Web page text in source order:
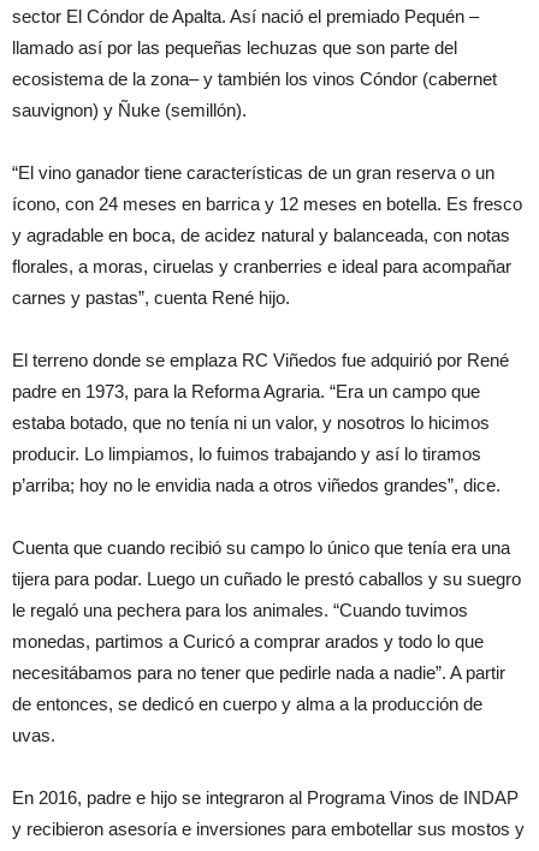
sector El Cóndor de Apalta. Así nació el premiado Pequén –
llamado así por las pequeñas lechuzas que son parte del
ecosistema de la zona– y también los vinos Cóndor (cabernet
sauvignon) y Ñuke (semillón).
“El vino ganador tiene características de un gran reserva o un
ícono, con 24 meses en barrica y 12 meses en botella. Es fresco
y agradable en boca, de acidez natural y balanceada, con notas
florales, a moras, ciruelas y cranberries e ideal para acompañar
carnes y pastas”, cuenta René hijo.
El terreno donde se emplaza RC Viñedos fue adquirió por René
padre en 1973, para la Reforma Agraria. “Era un campo que
estaba botado, que no tenía ni un valor, y nosotros lo hicimos
producir. Lo limpiamos, lo fuimos trabajando y así lo tiramos
p’arriba; hoy no le envidia nada a otros viñedos grandes”, dice.
Cuenta que cuando recibió su campo lo único que tenía era una
tijera para podar. Luego un cuñado le prestó caballos y su suegro
le regaló una pechera para los animales. “Cuando tuvimos
monedas, partimos a Curicó a comprar arados y todo lo que
necesitábamos para no tener que pedirle nada a nadie”. A partir
de entonces, se dedicó en cuerpo y alma a la producción de
uvas.
En 2016, padre e hijo se integraron al Programa Vinos de INDAP
y recibieron asesoría e inversiones para embotellar sus mostos y